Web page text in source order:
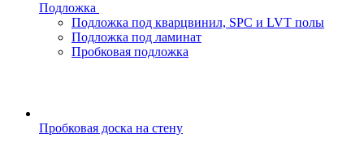
Подложка
Подложка под кварцвинил, SPC и LVT полы
Подложка под ламинат
Пробковая подложка
Пробковая доска на стену